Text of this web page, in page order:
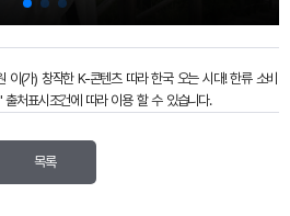
이(가) 창작한K-콘텐츠 따라 한국 오는 시대! 한류 소비
출처표시 조건에 따라 이용 할 수 있습니다.
목록